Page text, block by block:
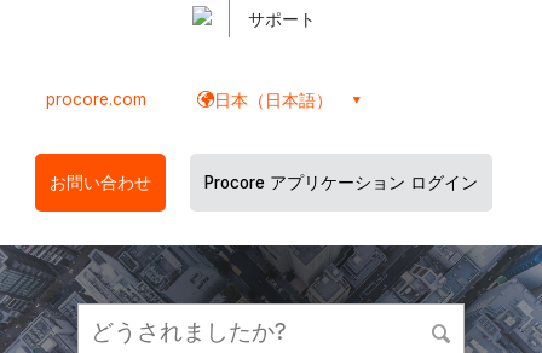
サポート
procore.com 日本（日本語）
お問い合わせ Procore アプリケーション ログイン